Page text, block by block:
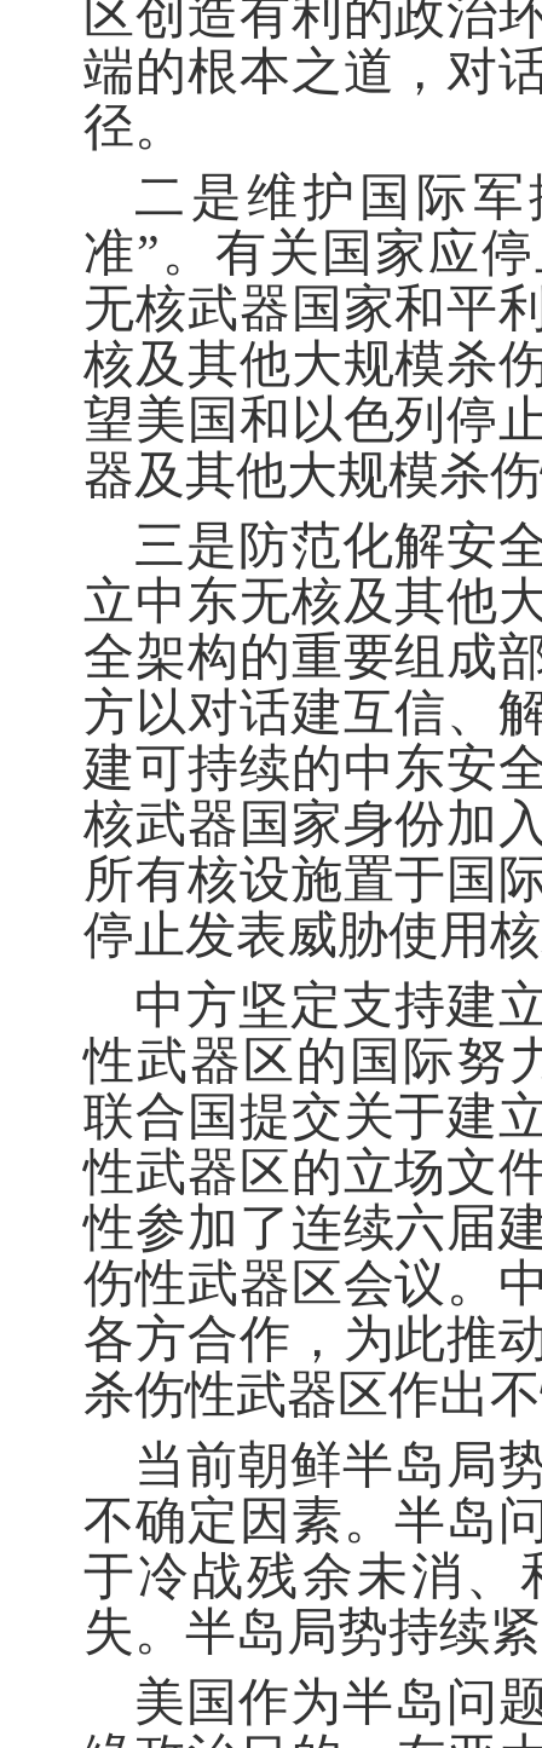
区创造有利的政治
端的根本之道，对
径。
二是维护国际
准”。有关国家应
无核武器国家和平
核及其他大规模杀
望美国和以色列停
器及其他大规模杀
三是防范化解安
立中东无核及其他
全架构的重要组成
方以对话建互信、
建可持续的中东安
核武器国家身份加
所有核设施置于国
停止发表威胁使用
中方坚定支持建
性武器区的国际努
联合国提交关于建
性武器区的立场文
性参加了连续六届
伤性武器区会议。
各方合作，为此推
杀伤性武器区作出
当前朝鲜半岛局
不确定因素。半岛
于冷战残余未消、
失。半岛局势持续
美国作为半岛问